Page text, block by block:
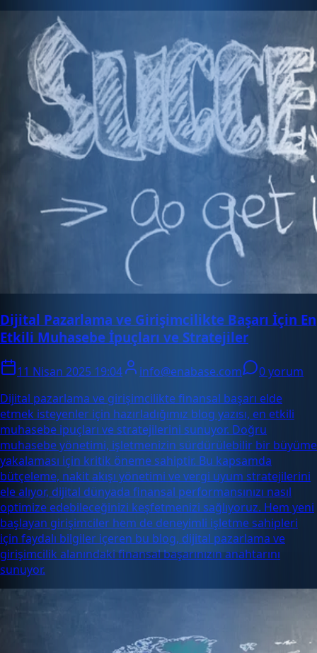
Dijital Pazarlama ve Girişimcilikte Başarı İçin En
Etkili Muhasebe İpuçları ve Stratejiler
11 Nisan 2025 19:04 info@enabase.com
0 yorum
Dijital pazarlama ve girişimcilikte finansal başarı elde
etmek isteyenler için hazırladığımız blog yazısı, en etkili
muhasebe ipuçları ve stratejilerini sunuyor. Doğru
muhasebe yönetimi, işletmenizin sürdürülebilir bir büyüme
yakalaması için kritik öneme sahiptir. Bu kapsamda
bütçeleme, nakit akışı yönetimi ve vergi uyum stratejilerini
ele alıyor, dijital dünyada finansal performansınızı nasıl
optimize edebileceğinizi keşfetmenizi sağlıyoruz. Hem yeni
başlayan girişimciler hem de deneyimli işletme sahipleri
için faydalı bilgiler içeren bu blog, dijital pazarlama ve
girişimcilik alanındaki finansal başarınızın anahtarını
sunuyor.